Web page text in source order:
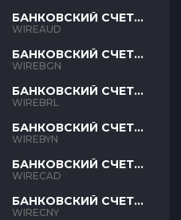
БАНКОВСКИЙ СЧЕТ
AUD
WIREAUD
БАНКОВСКИЙ СЧЕТ
BGN
WIREBGN
БАНКОВСКИЙ СЧЕТ
BRL
WIREBRL
БАНКОВСКИЙ СЧЕТ
BYN
WIREBYN
БАНКОВСКИЙ СЧЕТ
CAD
WIRECAD
БАНКОВСКИЙ СЧЕТ
CNY
WIRECNY